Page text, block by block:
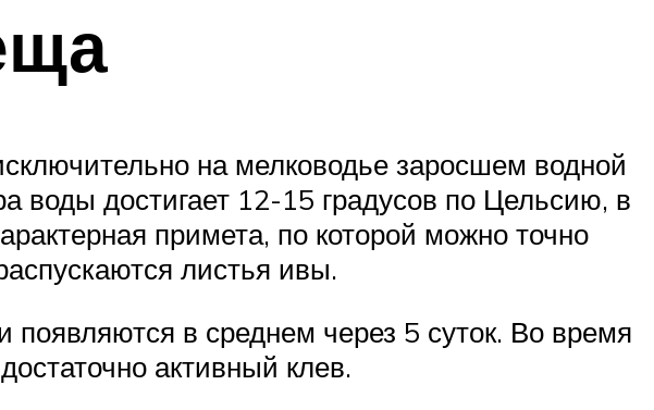
на мелководье заросшем водной
воды достигает 12-15 градусов по Цельсию, в
примета, по которой можно точно
листья ивы.
в среднем через 5 суток. Во время
активный клев.